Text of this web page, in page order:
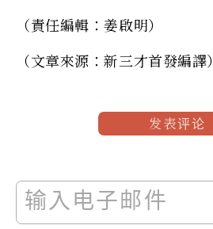
（責任編輯：姜啟明）
（文章來源：新三才首發編譯）
发表评论